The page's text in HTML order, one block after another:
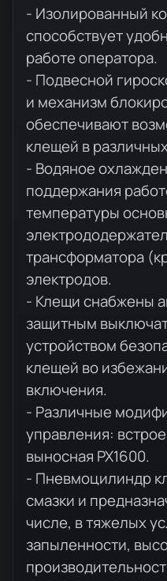
Описание
- Изолированный
способствует
работе оператора.
- Подвесной
и механизм
обеспечивают
клещей в
- Водяное
поддержания
температуры
трансформатора
электродов.
- Клещи снабжены
защитным
устройством
клещей во
включения.
- Различные
управления:
выносная PX1600.
- Пневмоцилиндр
смазки и
числе, в тяжелых
запыленности,